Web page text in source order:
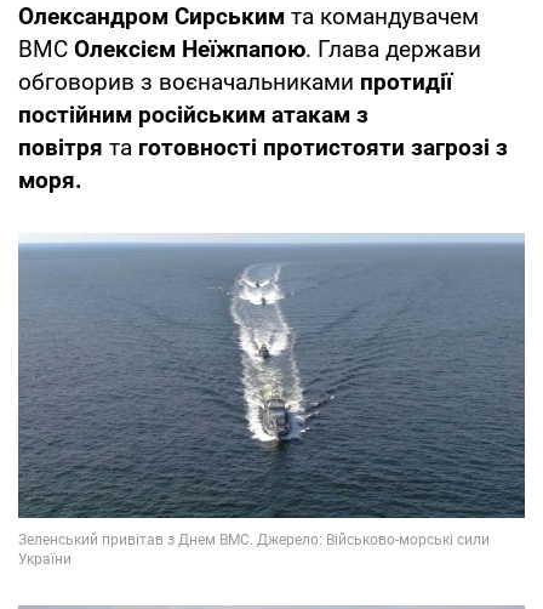
Олександром Сирським та командувачем
ВМС Олексієм Неїжпапою. Глава держави
обговорив з воєначальниками протидії
постійним російським атакам з
повітря та готовності протистояти загрозі з
моря.